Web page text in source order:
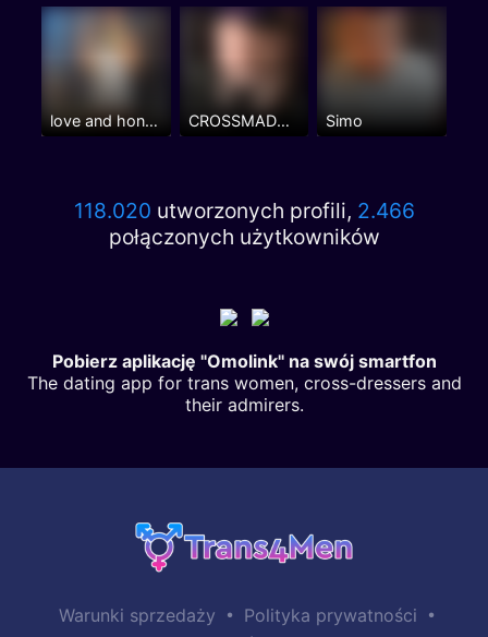
love and honesty CROSSMADURA Simo
118.020 utworzonych profili, 2.466
połączonych użytkowników
Pobierz aplikację "Omolink" na swój smartfon
The dating app for trans women, cross-dressers and
their admirers.
Warunki sprzedaży • Polityka prywatności •